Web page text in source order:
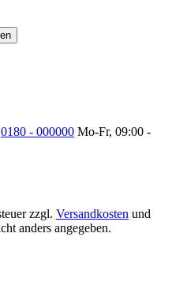
0180 - 000000 Mo-Fr, 09:00 -
zzgl. Versandkosten und
anders angegeben.